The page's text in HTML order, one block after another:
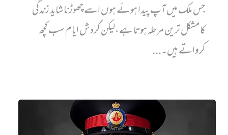
جس ملک میں آپ پیدا ہوئے ہوں اسے چھوڑنا شاید زندگی
کا مشکل ترین مرحلہ ہوتا ہے،لیکن گردش ایام سب کچھ
کرواتے ہیں۔...